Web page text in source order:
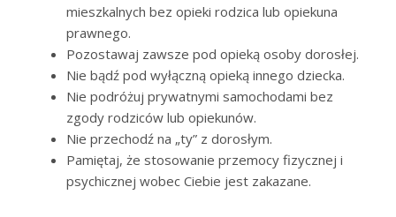
mieszkalnych bez opieki rodzica lub opiekuna
prawnego.
Pozostawaj zawsze pod opieką osoby dorosłej.
Nie bądź pod wyłączną opieką innego dziecka.
Nie podróżuj prywatnymi samochodami bez
zgody rodziców lub opiekunów.
Nie przechodź na „ty” z dorosłym.
Pamiętaj, że stosowanie przemocy fizycznej i
psychicznej wobec Ciebie jest zakazane.